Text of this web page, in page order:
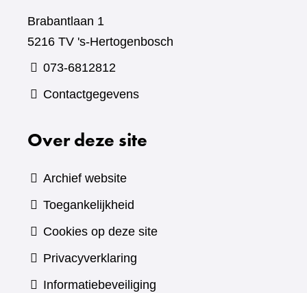
Brabantlaan 1
5216 TV 's-Hertogenbosch
073-6812812
Contactgegevens
Over deze site
Archief website
Toegankelijkheid
Cookies op deze site
Privacyverklaring
Informatiebeveiliging